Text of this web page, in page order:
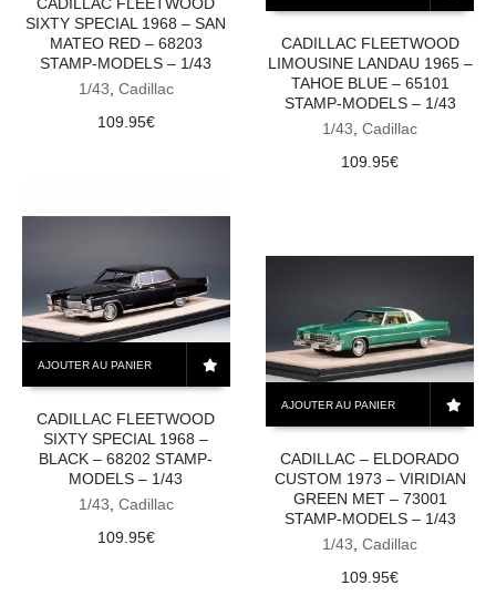
SIXTY SPECIAL 1968 – SAN
MATEO RED – 68203
STAMP-MODELS – 1/43
1/43 Cadillac
109.95€
CADILLAC FLEETWOOD
LIMOUSINE LANDAU 1965 –
TAHOE BLUE – 65101
STAMP-MODELS – 1/43
1/43 ,Cadillac
109.95€
AJOUTER AU PANIER
CADILLAC FLEETWOOD
SIXTY SPECIAL 1968 –
BLACK – 68202 STAMP-
MODELS – 1/43
1/43, Cadillac
109.95€
AJOUTER AU PANIER
CADILLAC – ELDORADO
CUSTOM 1973 – VIRIDIAN
GREEN MET – 73001
STAMP-MODELS – 1/43
1/43,Cadillac
109.95€